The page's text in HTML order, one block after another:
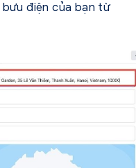
bưu điện của bạn từ